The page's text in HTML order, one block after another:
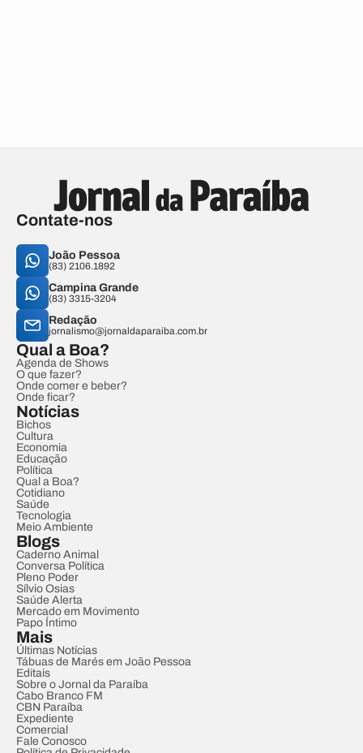
Contate-nos
João Pessoa
(83) 2106.1892
Campina Grande
(83) 3315-3204
Redação
jornalismo@jornaldaparaiba.com.br
Qual a Boa?
Agenda de Shows
O que fazer?
Onde comer e beber?
Onde ficar?
Notícias
Bichos
Cultura
Economia
Educação
Política
Qual a Boa?
Cotidiano
Saúde
Tecnologia
Meio Ambiente
Blogs
Caderno Animal
Conversa Política
Pleno Poder
Sílvio Osias
Saúde Alerta
Mercado em Movimento
Papo Íntimo
Mais
Últimas Notícias
Tábuas de Marés em João Pessoa
Editais
Sobre o Jornal da Paraíba
Cabo Branco FM
CBN Paraíba
Expediente
Comercial
Fale Conosco